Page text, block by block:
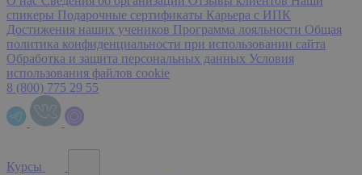
спикеры Подарочные сертификаты Карьера с ИПК
Достижения наших учеников Программа лояльности Общая
политика конфиденциальности при использовании сайта
Обработка и защита персональных данных Условия
использования файлов cookie
8 (800) 775 29 55
Курсы